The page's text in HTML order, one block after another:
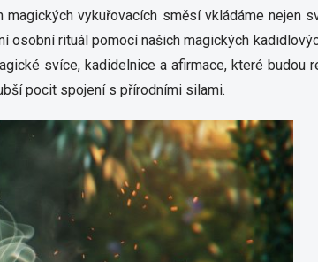
vykuřovacích směsí vkládáme nejen
rituál pomocí našich magických
svíce, kadidelnice a afirmace, které budou
pocit spojení s přírodními silami.